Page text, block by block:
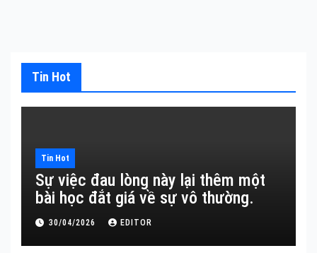
viết
Tin Hot
Tin Hot
Sự việc đau lòng này lại thêm một
bài học đắt giá về sự vô thường.
30/04/2026 EDITOR